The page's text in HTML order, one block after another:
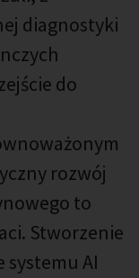
diagnostyki
do
rozwój
to
Stworzenie
systemu AI